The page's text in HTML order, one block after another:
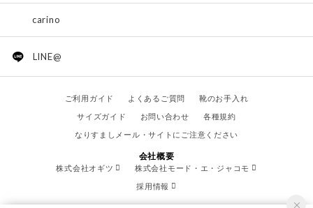
carino
LINE@
ご利用ガイド よくあるご質問
靴のお手入れ
サイズガイド
お問い合わせ
各種規約
なりすましメール・サイトにご注意ください
会社概要
株式会社オギツ
株式会社モード・エ・ジャコモ
採用情報